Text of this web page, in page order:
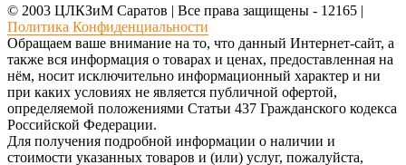
© 2003 ЦЛКЗиМ Саратов | Все права защищены - 12165 |
Политика Конфиденциальности
Обращаем ваше внимание на то, что данный Интернет-сайт, а
также вся информация о товарах и ценах, предоставленная на
нём, носит исключительно информационный характер и ни
при каких условиях не является публичной офертой,
определяемой положениями Статьи 437 Гражданского кодекса
Российской Федерации.
Для получения подробной информации о наличии и
стоимости указанных товаров и (или) услуг, пожалуйста,